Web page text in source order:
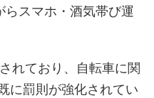
スマホ・酒気帯び運
れており、自転車に関
に罰則が強化されてい